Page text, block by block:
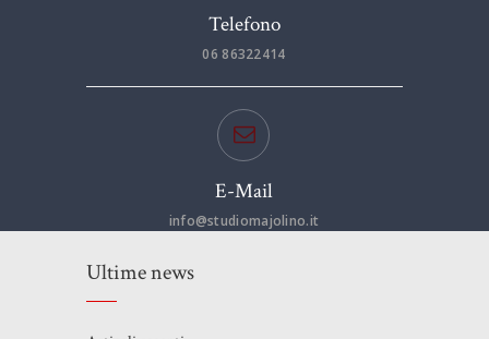
Telefono
06 86322414
E-Mail
info@studiomajolino.it
Ultime news